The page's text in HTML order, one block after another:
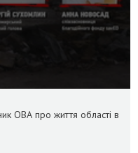
ОВА про життя області в